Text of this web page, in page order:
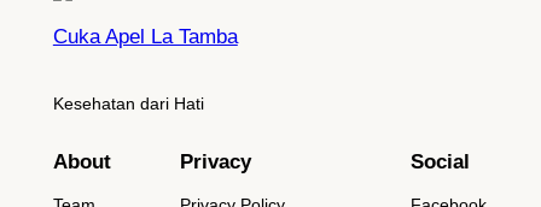
Cuka Apel La Tamba
Kesehatan dari Hati
About Privacy Social